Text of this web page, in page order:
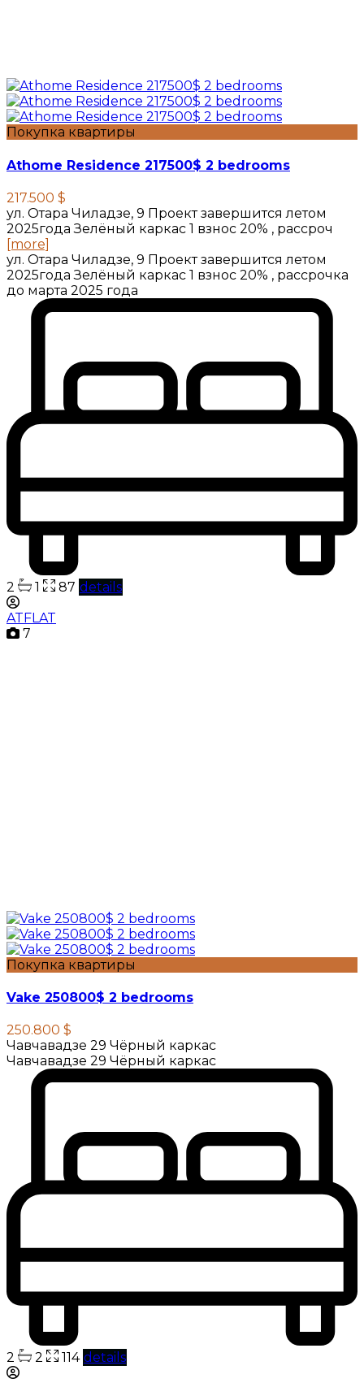
Покупка квартиры
Athome Residence 217500$ 2 bedrooms
217.500 $
ул. Отара Чиладзе, 9 Проект завершится летом
2025года Зелёный каркас 1 взнос 20% , рассроч
[more]
ул. Отара Чиладзе, 9 Проект завершится летом
2025года Зелёный каркас 1 взнос 20% , рассрочка
до марта 2025 года
2 1 87 details
ATFLAT
7
Покупка квартиры
Vake 250800$ 2 bedrooms
250.800 $
Чавчавадзе 29 Чёрный каркас
Чавчавадзе 29 Чёрный каркас
2 2 114 details